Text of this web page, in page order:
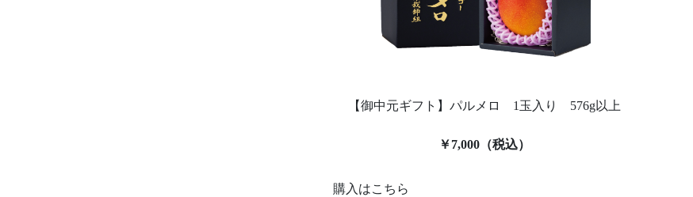
【御中元ギフト】パルメロ 1玉入り 576g以上
￥7,000（税込）
購入はこちら